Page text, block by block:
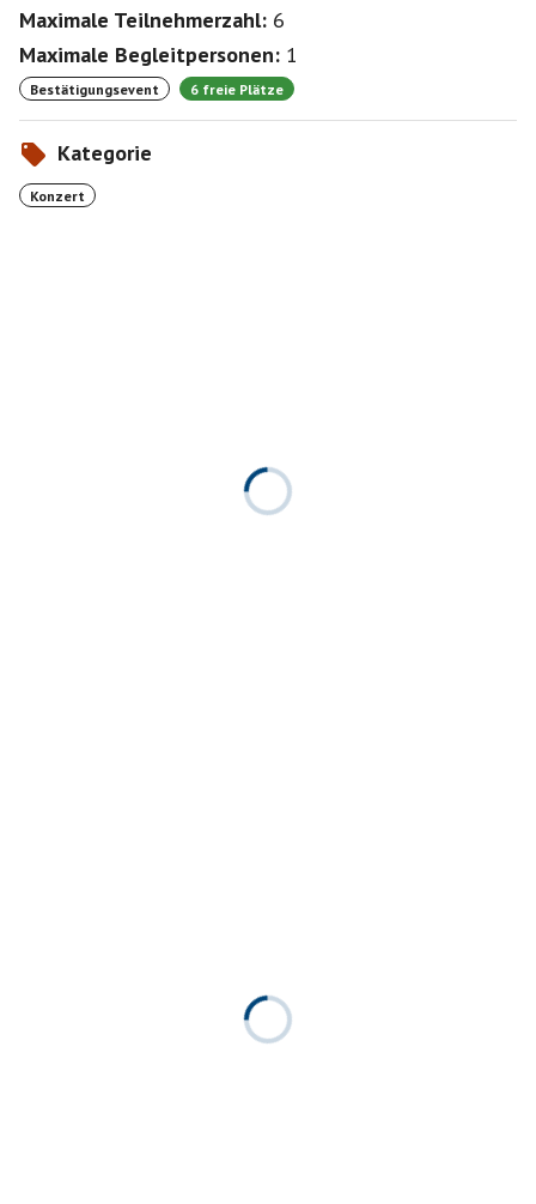
Maximale Teilnehmerzahl: 6
Maximale Begleitpersonen: 1
Bestätigungsevent 6 freie Plätze
Kategorie
Konzert